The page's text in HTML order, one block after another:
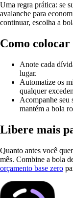
Uma regra prática: se
avalanche para
continuar, escolha a
Como
Anote cada
lugar.
Automatize os
qualquer
Acompanhe
mantém a bola
Libere mais
Quanto antes você
mês. Combine a bola
orçamento base zero